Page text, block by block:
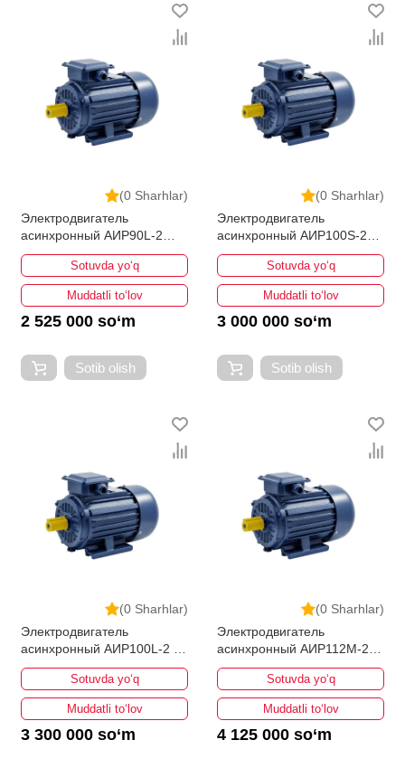
(0 Sharhlar)
Электродвигатель
асинхронный АИР90L-2
3кВт 3000об/мин
Sotuvda yo‘q
Muddatli to‘lov
2 525 000 so‘m
Sotib olish
(0 Sharhlar)
Электродвигатель
асинхронный АИР100S-2
4кВт 3000об/мин
Sotuvda yo‘q
Muddatli to‘lov
3 000 000 so‘m
Sotib olish
(0 Sharhlar)
Электродвигатель
асинхронный АИР100L-2 4
кВт 3000об/мин
Sotuvda yo‘q
Muddatli to‘lov
3 300 000 so‘m
(0 Sharhlar)
Электродвигатель
асинхронный АИР112М-2
7.5кВт 3000об/мин
Sotuvda yo‘q
Muddatli to‘lov
4 125 000 so‘m